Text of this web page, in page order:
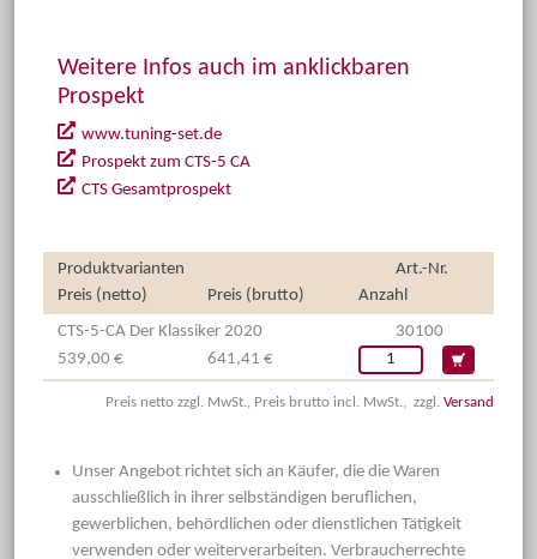
Weitere Infos auch im anklickbaren
Prospekt
www.tuning-set.de
Prospekt zum CTS-5 CA
CTS Gesamtprospekt
Produktvarianten
Art.-Nr.
Preis (netto)
Preis (brutto)
Anzahl
CTS-5-CA Der Klassiker 2020
30100
539,00 €
641,41 €
Preis netto zzgl. MwSt., Preis brutto incl. MwSt., zzgl. Versand
Unser Angebot richtet sich an Käufer, die die Waren
ausschließlich in ihrer selbständigen beruflichen,
gewerblichen, behördlichen oder dienstlichen Tätigkeit
verwenden oder weiterverarbeiten. Verbraucherrechte